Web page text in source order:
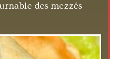
des mezzés